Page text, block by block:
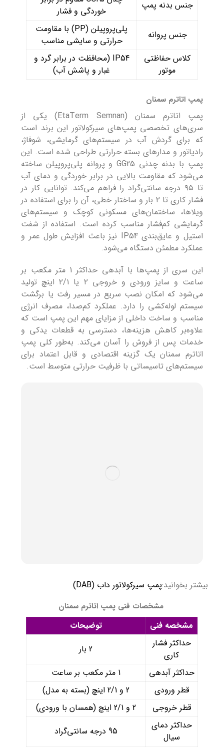
جنس بدنه پمپ
خوردگی و فشار
جنس پروانه
پلی‌پروپیلن (PP) با مقاومت
حرارتی و سایشی مناسب
کلاس حفاظتی
موتور
IP54 (محافظت در برابر گرد و
غبار و پاشش آب)
پمپ اتاترم سمنان
پمپ اتاترم سمنان (EtaTerm Semnan) یکی از
سری‌های تخصصی پمپ‌های سیرکولاتور این برند است
که برای گردش آب در سیستم‌های گرمایشی، شوفاژ،
رادیاتور و مدارهای بسته حرارتی طراحی شده است. این
پمپ با بدنه چدنی GG25 و پروانه پلی‌پروپیلن ساخته
می‌شود که مقاومت بالایی در برابر خوردگی و دمای آب
تا ۹۵ درجه سانتی‌گراد را فراهم می‌کند. توانایی کار در
فشار کاری تا ۲ بار و ساختار خطی، آن را برای استفاده در
ویلاها، ساختمان‌های مسکونی کوچک و سیستم‌های
گرمایشی کم‌فشار مناسب کرده است. استفاده از شفت
استیل و عایق‌بندی IP54 نیز باعث افزایش طول عمر و
عملکرد مطمئن دستگاه می‌شود.
این سری از پمپ‌ها با آبدهی حداکثر 1 متر مکعب بر
ساعت و سایز ورودی و خروجی ۲ یا ۲/۱ اینچ تولید
می‌شود که امکان نصب سریع در مسیر رفت یا برگشت
سیستم لوله‌کشی را دارد. عملکرد کم‌صدا، مصرف انرژی
مناسب و ساخت داخلی از مزایای مهم این پمپ است که
علاوه‌بر کاهش هزینه‌ها، دسترسی به قطعات یدکی و
خدمات پس از فروش را آسان می‌کند. به‌طور کلی پمپ
اتاترم سمنان یک گزینه اقتصادی و قابل اعتماد برای
سیستم‌های تاسیساتی با ظرفیت حرارتی متوسط است.
بیشتر بخوانید:پمپ سیرکولاتور داب (DAB)
مشخصات فنی پمپ اتاترم سمنان
مشخصه فنی
توضیحات
حداکثر فشار
کاری
2 بار
حداکثر آبدهی
1 متر مکعب بر ساعت
قطر ورودی
2 و 2/1 اینچ (بسته به مدل)
قطر خروجی
2 و 2/1 اینچ (همسان با ورودی)
حداکثر دمای
سیال
95 درجه سانتی‌گراد